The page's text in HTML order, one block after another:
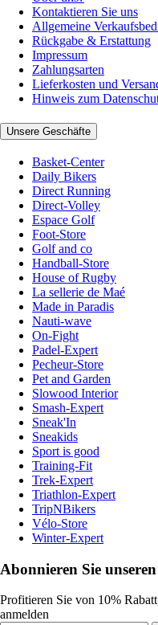
Kontaktieren Sie uns
Allgemeine
Rückgabe & Erstattung
Impressum
Zahlungsarten
Lieferkosten und
Hinweis zum
Unsere Geschäfte
Basket-Center
Daily Bikers
Direct Running
Direct-Volley
Espace Golf
Foot-Store
Golf and co
Handball-Store
House of Rugby
La sellerie de Maé
Made in Paradis
Nauti-wave
On-Fight
Padel-Expert
Pecheur-Store
Pet and Garden
Slowood Interior
Smash-Expert
Sneak'In
Sneakids
Sport is good
Training-Fit
Trek-Expert
Triathlon-Expert
TripNBikers
Vélo-Store
Winter-Expert
Abonnieren Sie
Profitieren Sie von 10%
anmelden